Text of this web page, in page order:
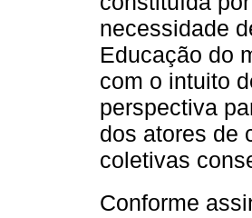
necessidade
Educação do
com o intuito
perspectiva
dos atores de
coletivas
Conforme